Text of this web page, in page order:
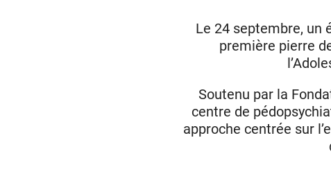
Le 24 septembre, un
première pierre
Soutenu par la
centre de
approche centrée sur